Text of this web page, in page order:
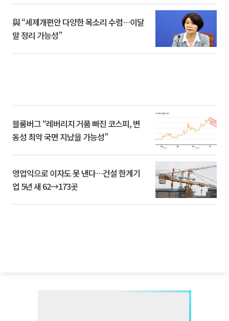
與 “세제개편안 다양한 목소리 수렴…이달
말 정리 가능성”
블룸버그 “레버리지 거품 빠진 코스피, 변
동성 최악 국면 지났을 가능성”
영업익으로 이자도 못 낸다…건설 한계기
업 5년 새 62→173곳